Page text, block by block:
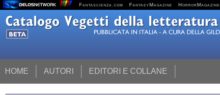
Fantascienza.com FantasyMagazine HorrorMagazine
HOME AUTORI EDITORI E COLLANE